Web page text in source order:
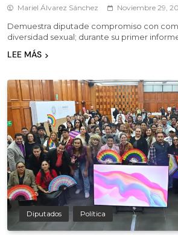
Mariel Álvarez Sánchez Noviembre 29,
Demuestra diputade compromiso con
diversidad sexual; durante su primer
LEE MÁS
Diputados Política